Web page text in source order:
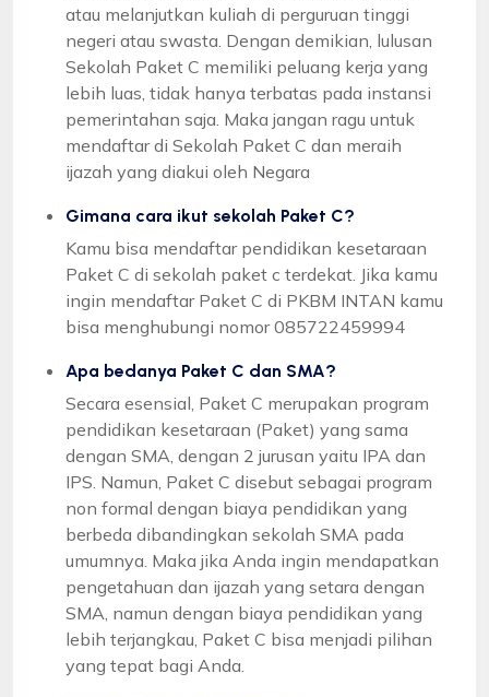
atau melanjutkan kuliah di perguruan tinggi
negeri atau swasta. Dengan demikian, lulusan
Sekolah Paket C memiliki peluang kerja yang
lebih luas, tidak hanya terbatas pada instansi
pemerintahan saja. Maka jangan ragu untuk
mendaftar di Sekolah Paket C dan meraih
ijazah yang diakui oleh Negara
Gimana cara ikut sekolah Paket C?
Kamu bisa mendaftar pendidikan kesetaraan
Paket C di sekolah paket c terdekat. Jika kamu
ingin mendaftar Paket C di PKBM INTAN kamu
bisa menghubungi nomor 085722459994
Apa bedanya Paket C dan SMA?
Secara esensial, Paket C merupakan program
pendidikan kesetaraan (Paket) yang sama
dengan SMA, dengan 2 jurusan yaitu IPA dan
IPS. Namun, Paket C disebut sebagai program
non formal dengan biaya pendidikan yang
berbeda dibandingkan sekolah SMA pada
umumnya. Maka jika Anda ingin mendapatkan
pengetahuan dan ijazah yang setara dengan
SMA, namun dengan biaya pendidikan yang
lebih terjangkau, Paket C bisa menjadi pilihan
yang tepat bagi Anda.